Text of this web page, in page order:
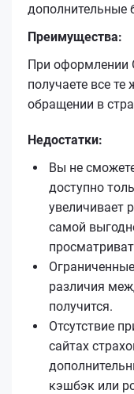
дополнительные
Преимущества:
При оформлении
получаете все
обращении в
Недостатки:
Вы не
доступно
увеличивает
самой
различия
получится.
Отсутствие
сайтах
кэшбэк или